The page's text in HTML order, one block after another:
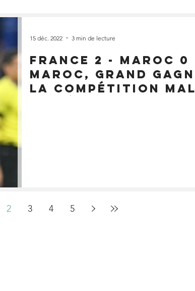
France 2 - Maroc 0
Maroc, grand
la compétition
15 déc. 2022 3 min de lecture
2 3 4 5